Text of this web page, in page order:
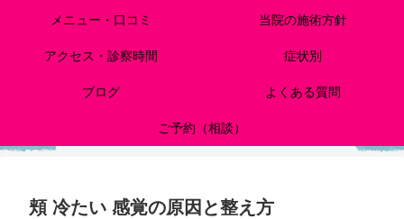
メニュー・口コミ 当院の施術方針
アクセス・診察時間 症状別
ブログ よくある質問
ご予約（相談）
頬 冷たい 感覚の原因と整え方